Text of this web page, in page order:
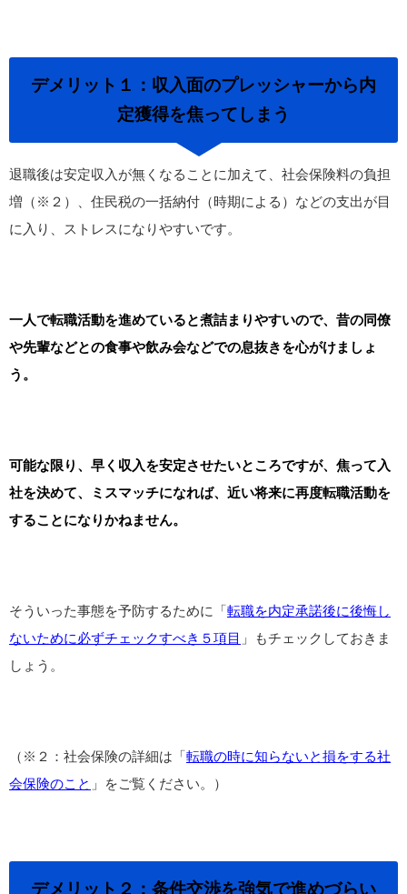
デメリット１：収入面のプレッシャーから内
定獲得を焦ってしまう
退職後は安定収入が無くなることに加えて、社会保険料の負担
増（※２）、住民税の一括納付（時期による）などの支出が目
に入り、ストレスになりやすいです。
一人で転職活動を進めていると煮詰まりやすいので、昔の同僚
や先輩などとの食事や飲み会などでの息抜きを心がけましょ
う。
可能な限り、早く収入を安定させたいところですが、焦って入
社を決めて、ミスマッチになれば、近い将来に再度転職活動を
することになりかねません。
そういった事態を予防するために「 転職を内定承諾後に後悔し
ないために必ずチェックすべき５項目 」もチェックしておきま
しょう。
（※２：社会保険の詳細は「 転職の時に知らないと損をする社
会保険のこと 」をご覧ください。）
デメリット２：条件交渉を強気で進めづらい